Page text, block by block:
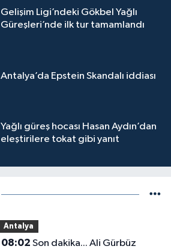
Gelişim Ligi’ndeki Gökbel Yağlı
Güreşleri’nde ilk tur tamamlandı
Antalya’da Epstein Skandalı iddiası
Yağlı güreş hocası Hasan Aydın’dan
eleştirilere tokat gibi yanıt
Antalya
08:02